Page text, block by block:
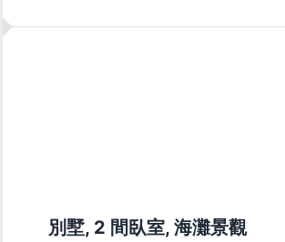
別墅, 2 間臥室, 海灘景觀